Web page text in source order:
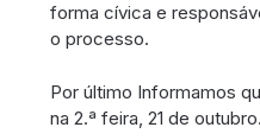
forma cívica e
o processo.
Por último Informamos
na 2.ª feira, 21 de outubro.